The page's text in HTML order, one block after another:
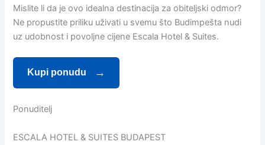
Mislite li da je ovo idealna destinacija za obiteljski odmor?
Ne propustite priliku uživati u svemu što Budimpešta nudi
uz udobnost i povoljne cijene Escala Hotel & Suites.
Kupi ponudu
Ponuditelj
ESCALA HOTEL & SUITES BUDAPEST